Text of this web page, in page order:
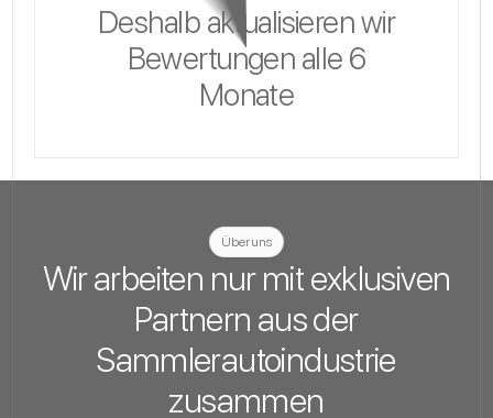
Deshalb aktualisieren wir
Bewertungen alle 6
Monate
Über uns
Wir arbeiten nur mit exklusiven
Partnern aus der
Sammlerautoindustrie
zusammen